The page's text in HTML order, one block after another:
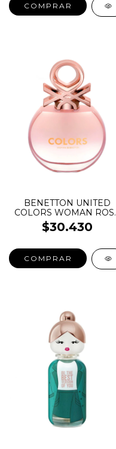
COMPRAR
BENETTON UNITED
COLORS WOMAN
EDT
$30.430
COMPRAR